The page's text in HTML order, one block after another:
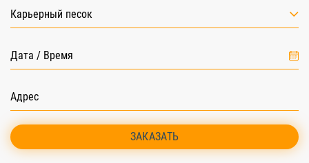
Карьерный песок
ЗАКАЗАТЬ